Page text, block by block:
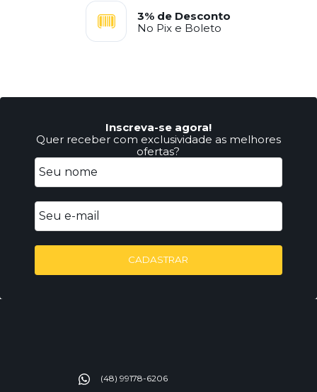
3% de Desconto
No Pix e Boleto
Inscreva-se agora!
Quer receber com exclusividade as melhores
ofertas?
CADASTRAR
(48) 99178-6206